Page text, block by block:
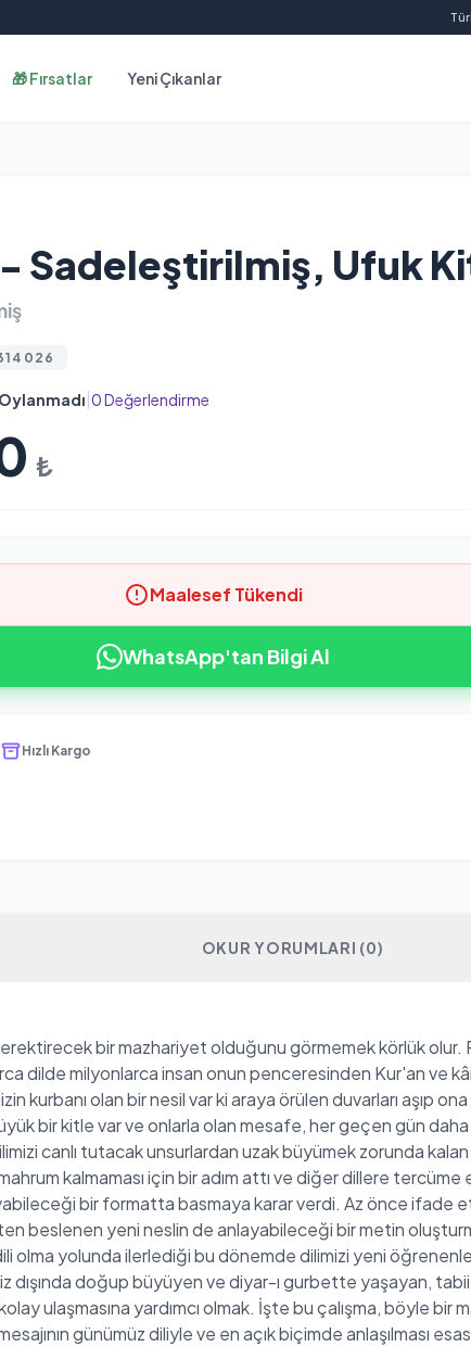
🎁 Fırsatlar Yeni Çıkanlar
Sadeleştirilmiş, Ufuk
0 Değerlendirme
₺
Maalesef Tükendi
WhatsApp'tan Bilgi Al
Hızlı Kargo
OKUR YORUMLARI (0)
bir mazhariyet olduğunu görmemek körlük olur.
dilde milyonlarca insan onun penceresinden Kur'an ve
olan bir nesil var ki araya örülen duvarları aşıp
bir kitle var ve onlarla olan mesafe, her geçen gün daha
canlı tutacak unsurlardan uzak büyümek zorunda
kalmaması için bir adım attı ve diğer dillere tercüme
bir formatta basmaya karar verdi. Az önce ifade
beslenen yeni neslin de anlayabileceği bir metin
olma yolunda ilerlediği bu dönemde dilimizi yeni
dışında doğup büyüyen ve diyar-ı gurbette yaşayan,
ulaşmasına yardımcı olmak. İşte bu çalışma, böyle bir
günümüz diliyle ve en açık biçimde anlaşılması esas